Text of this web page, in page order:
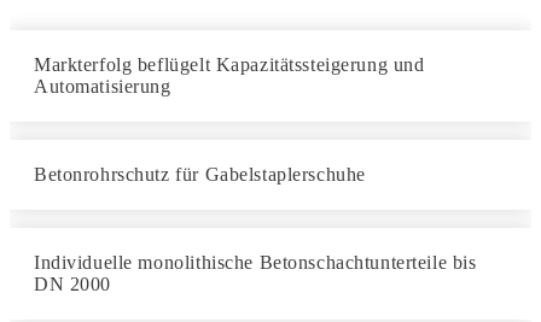
Markterfolg beflügelt Kapazitätssteigerung und
Automatisierung
Betonrohrschutz für Gabelstaplerschuhe
Individuelle monolithische Betonschachtunterteile bis
DN 2000